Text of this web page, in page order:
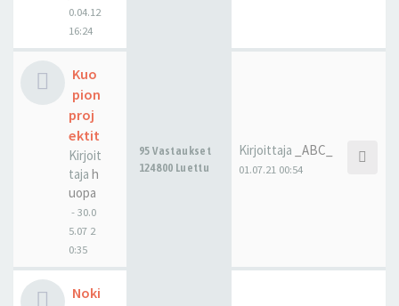
0.04.12
16:24
Kuo
pion
proj
ektit
Kirjoit
taja h
uopa
-30.0
5.07 2
0:35
95 Vastaukset
124800 Luettu
Kirjoittaja _ABC_
01.07.21 00:54
Noki